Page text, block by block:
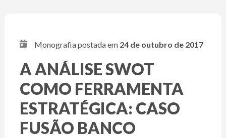
Monografia postada em 24 de outubro de 2017
A ANÁLISE SWOT
COMO FERRAMENTA
ESTRATÉGICA: CASO
FUSÃO BANCO